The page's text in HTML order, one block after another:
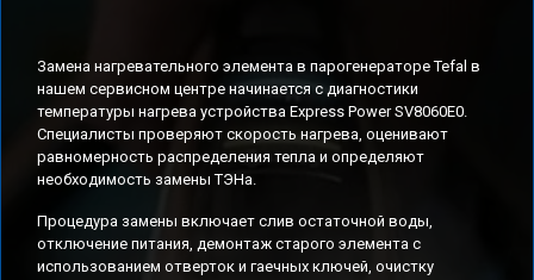
Замена нагревательного элемента в парогенераторе Tefal в
нашем сервисном центре начинается с диагностики
температуры нагрева устройства Express Power SV8060E0.
Специалисты проверяют скорость нагрева, оценивают
равномерность распределения тепла и определяют
необходимость замены ТЭНа.
Процедура замены включает слив остаточной воды,
отключение питания, демонтаж старого элемента с
использованием отверток и гаечных ключей, очистку